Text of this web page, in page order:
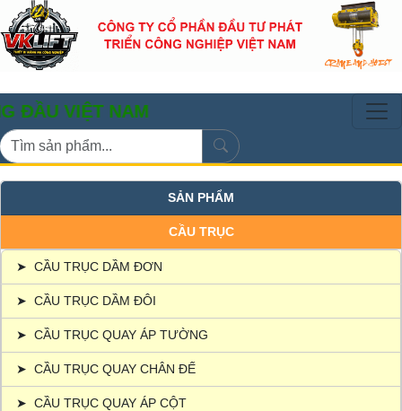
NAM
SẢN PHẨM
CẦU TRỤC
➤ CẦU TRỤC DẦM ĐƠN
➤ CẦU TRỤC DẦM ĐÔI
➤ CẦU TRỤC QUAY ÁP TƯỜNG
➤ CẦU TRỤC QUAY CHÂN ĐẾ
➤ CẦU TRỤC QUAY ÁP CỘT